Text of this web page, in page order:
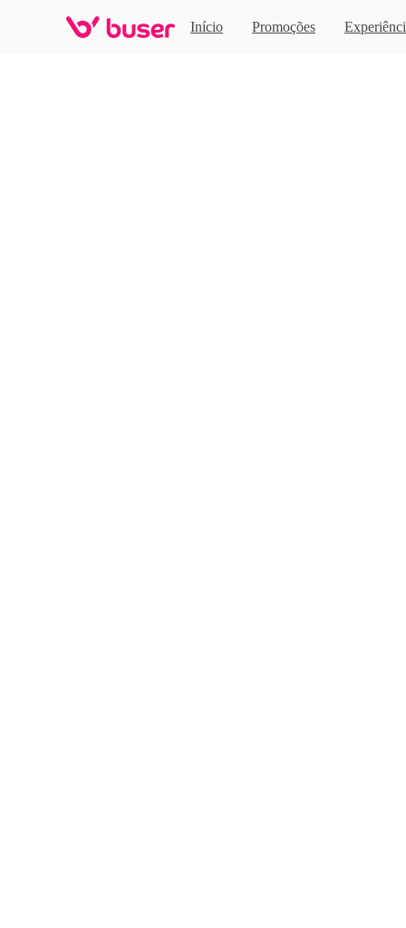
Início Promoções
Home